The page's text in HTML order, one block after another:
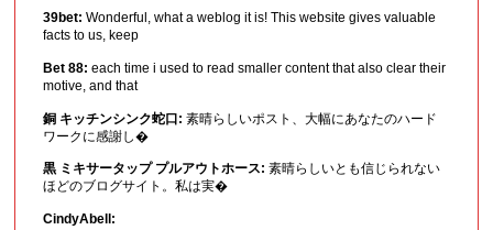
39bet: Wonderful, what a weblog it is! This website gives valuable
facts to us, keep
Bet 88: each time i used to read smaller content that also clear their
motive, and that
銅 キッチンシンク蛇口: 素晴らしいポスト、大幅にあなたのハード
ワークに感謝し�
黒 ミキサータップ プルアウトホース: 素晴らしいとも信じられない
ほどのブログサイト。私は実�
CindyAbell: